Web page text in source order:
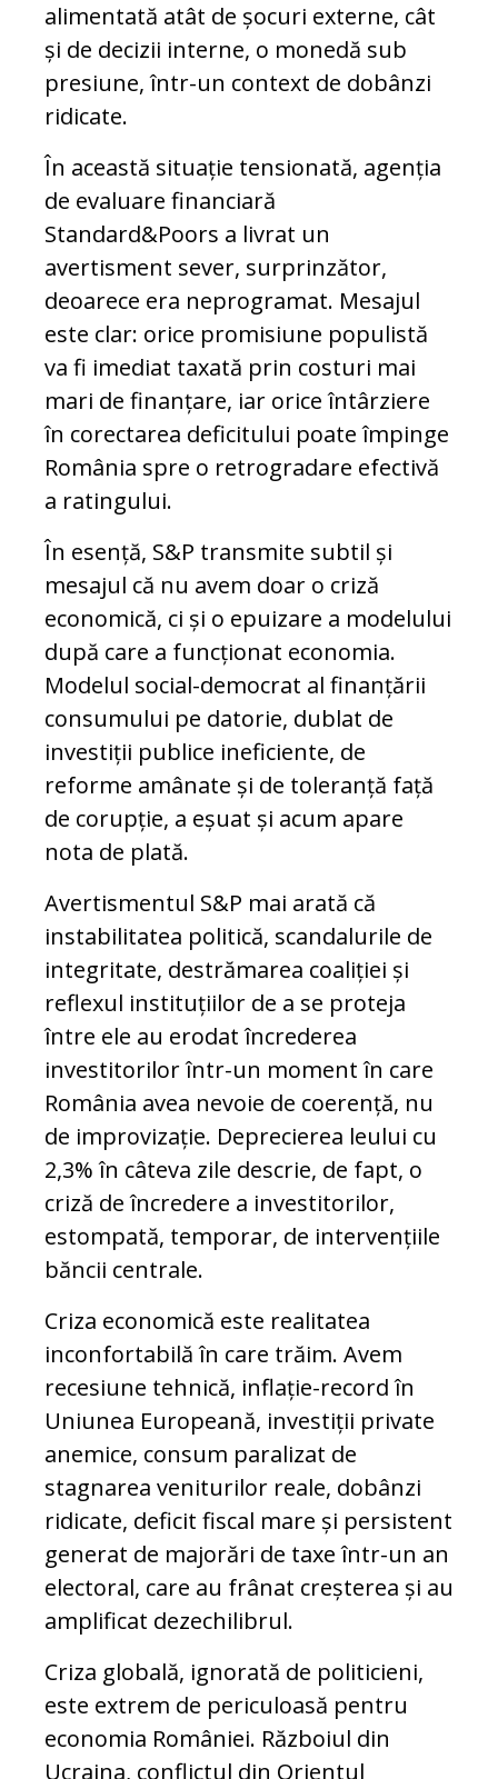
alimentată atât de șocuri externe, cât
și de decizii interne, o monedă sub
presiune, într-un context de dobânzi
ridicate.
În această situație tensionată, agenția
de evaluare financiară
Standard&Poors a livrat un
avertisment sever, surprinzător,
deoarece era neprogramat. Mesajul
este clar: orice promisiune populistă
va fi imediat taxată prin costuri mai
mari de finanțare, iar orice întârziere
în corectarea deficitului poate împinge
România spre o retrogradare efectivă
a ratingului.
În esență, S&P transmite subtil și
mesajul că nu avem doar o criză
economică, ci și o epuizare a modelului
după care a funcționat economia.
Modelul social-democrat al finanțării
consumului pe datorie, dublat de
investiții publice ineficiente, de
reforme amânate și de toleranță față
de corupție, a eșuat și acum apare
nota de plată.
Avertismentul S&P mai arată că
instabilitatea politică, scandalurile de
integritate, destrămarea coaliției și
reflexul instituțiilor de a se proteja
între ele au erodat încrederea
investitorilor într-un moment în care
România avea nevoie de coerență, nu
de improvizație. Deprecierea leului cu
2,3% în câteva zile descrie, de fapt, o
criză de încredere a investitorilor,
estompată, temporar, de intervențiile
băncii centrale.
Criza economică este realitatea
inconfortabilă în care trăim. Avem
recesiune tehnică, inflație-record în
Uniunea Europeană, investiții private
anemice, consum paralizat de
stagnarea veniturilor reale, dobânzi
ridicate, deficit fiscal mare și persistent
generat de majorări de taxe într-un an
electoral, care au frânat creșterea și au
amplificat dezechilibrul.
Criza globală, ignorată de politicieni,
este extrem de periculoasă pentru
economia României. Războiul din
Ucraina, conflictul din Orientul